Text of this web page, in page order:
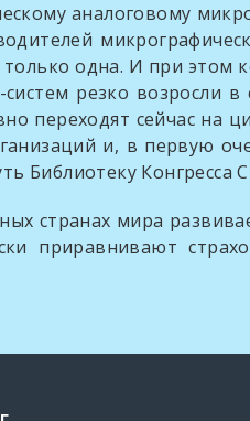
аналоговому
одна. И при этом
резко возросли в
переходят сейчас
и, в первую
Библиотеку Конгресса
мира
приравнивают